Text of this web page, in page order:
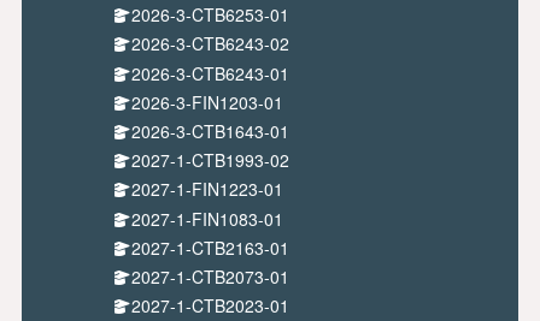
2026-3-CTB6253-01
2026-3-CTB6243-02
2026-3-CTB6243-01
2026-3-FIN1203-01
2026-3-CTB1643-01
2027-1-CTB1993-02
2027-1-FIN1223-01
2027-1-FIN1083-01
2027-1-CTB2163-01
2027-1-CTB2073-01
2027-1-CTB2023-01